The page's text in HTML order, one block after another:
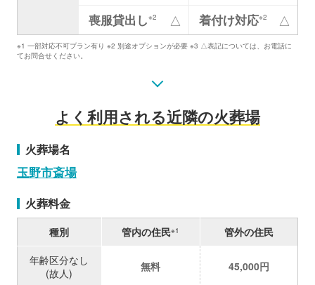
喪服貸出し※2 △ 着付け対応※2 △
※1 一部対応不可プラン有り ※2 別途オプションが必要 ※3 △表記については、お電話に
てお問合せください。
よく利用される近隣の火葬場
火葬場名
玉野市斎場
火葬料金
種別 管内の住民※1
管外の住民
年齢区分なし
(故人)
無料 45,000円